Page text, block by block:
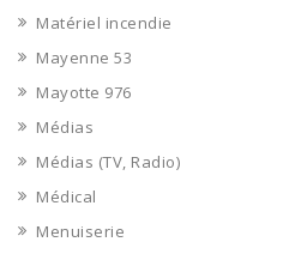
Matériel incendie
Mayenne 53
Mayotte 976
Médias
Médias (TV, Radio)
Médical
Menuiserie